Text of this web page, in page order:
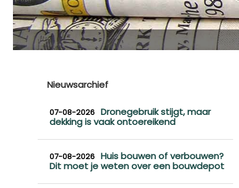
Nieuwsarchief
07-08-2026 Dronegebruik stijgt, maar
dekking is vaak ontoereikend
07-08-2026 Huis bouwen of verbouwen?
Dit moet je weten over een bouwdepot